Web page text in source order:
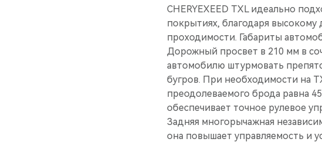
CHERYEXEED TXL идеально
покрытиях, благодаря
проходимости. Габариты
Дорожный просвет в 210 мм в
автомобилю штурмовать
бугров. При необходимости на
преодолеваемого брода равна
обеспечивает точное рулевое
Задняя многорычажная
она повышает управляемость и